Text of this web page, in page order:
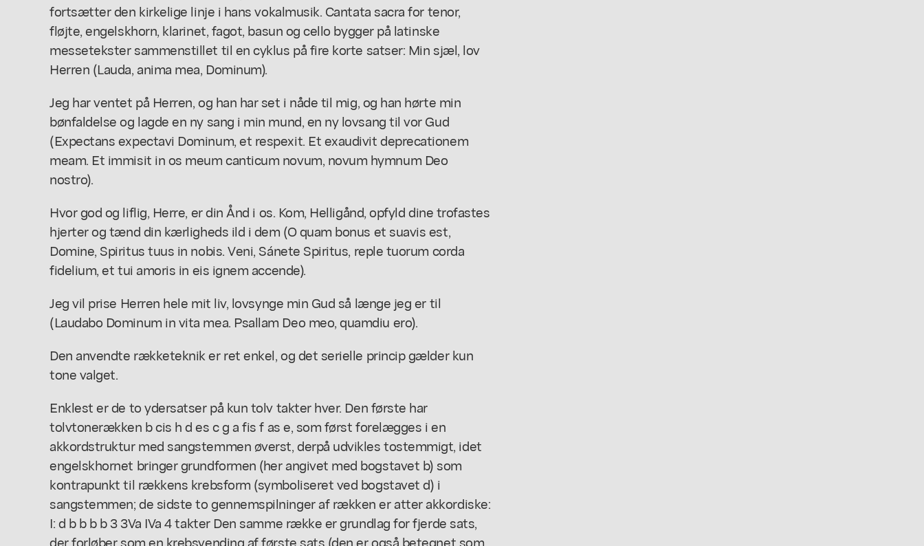
fortsætter den kirkelige linje i hans vokalmusik. Cantata sacra for tenor,
fløjte, engelskhorn, klarinet, fagot, basun og cello bygger på latinske
messetekster sammenstillet til en cyklus på fire korte satser: Min sjæl, lov
Herren (Lauda, anima mea, Dominum).
Jeg har ventet på Herren, og han har set i nåde til mig, og han hørte min
bønfaldelse og lagde en ny sang i min mund, en ny lovsang til vor Gud
(Expectans expectavi Dominum, et respexit. Et exaudivit deprecationem
meam. Et immisit in os meum canticum novum, novum hymnum Deo
nostro).
Hvor god og liflig, Herre, er din Ånd i os. Kom, Helligånd, opfyld dine trofastes
hjerter og tænd din kærligheds ild i dem (O quam bonus et suavis est,
Domine, Spiritus tuus in nobis. Veni, Sánete Spiritus, reple tuorum corda
fidelium, et tui amoris in eis ignem accende).
Jeg vil prise Herren hele mit liv, lovsynge min Gud så længe jeg er til
(Laudabo Dominum in vita mea. Psallam Deo meo, quamdiu ero).
Den anvendte rækketeknik er ret enkel, og det serielle princip gælder kun
tone valget.
Enklest er de to ydersatser på kun tolv takter hver. Den første har
tolvtonerækken b cis h d es c g a fis f as e, som først forelægges i en
akkordstruktur med sangstemmen øverst, derpå udvikles tostemmigt, idet
engelskhornet bringer grundformen (her angivet med bogstavet b) som
kontrapunkt til rækkens krebsform (symboliseret ved bogstavet d) i
sangstemmen; de sidste to gennemspilninger af rækken er atter akkordiske:
I: d b b b b 3 3Va IVa 4 takter Den samme række er grundlag for fjerde sats,
der forløber som en krebsvending af første sats (den er også betegnet som